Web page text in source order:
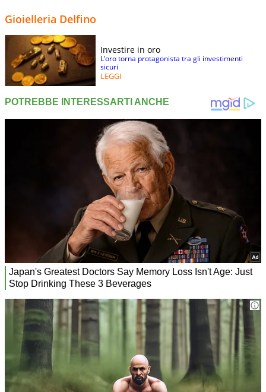
Gioielleria Delfino
Investire in oro
L’oro torna protagonista tra gli investimenti
sicuri
LEGGI